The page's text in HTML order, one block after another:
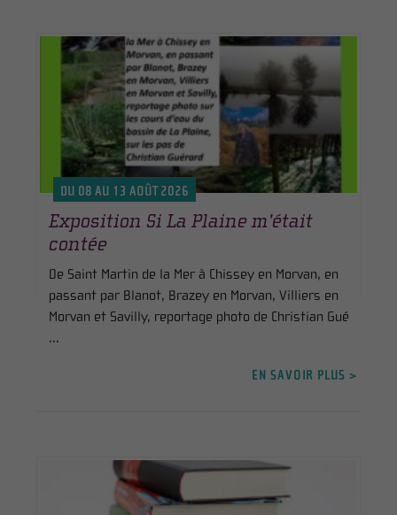
DU 08 AU 13 AOÛT 2026
Exposition Si La Plaine m’était
contée
De Saint Martin de la Mer à Chissey en Morvan, en
passant par Blanot, Brazey en Morvan, Villiers en
Morvan et Savilly, reportage photo de Christian Gué
...
EN SAVOIR PLUS >